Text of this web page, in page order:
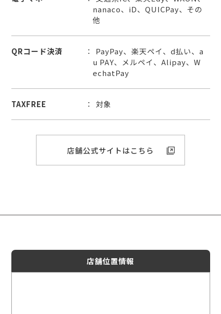
nanaco、iD、QUICPay、その
他
QRコード決済
PayPay、楽天ペイ、d払い、a
u PAY、メルペイ、Alipay、W
echatPay
TAXFREE 対象
店舗公式サイトはこちら
店舗位置情報